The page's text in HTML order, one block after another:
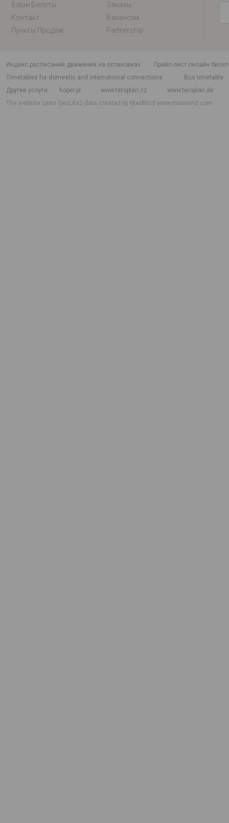
Ваши Билеты
Заказы
Контакт
Вакансии
Пункты Продаж
Partnership
индекс расписаний движения на остановках
Прайс-лист онлайн
Timetables for domestic and international connections
Bus timetable
Другие услуги
hoper.pl www.teroplan.cz
www.teroplan.de
The website uses GeoLite2 data created by MaxMindwww.maxmind.com